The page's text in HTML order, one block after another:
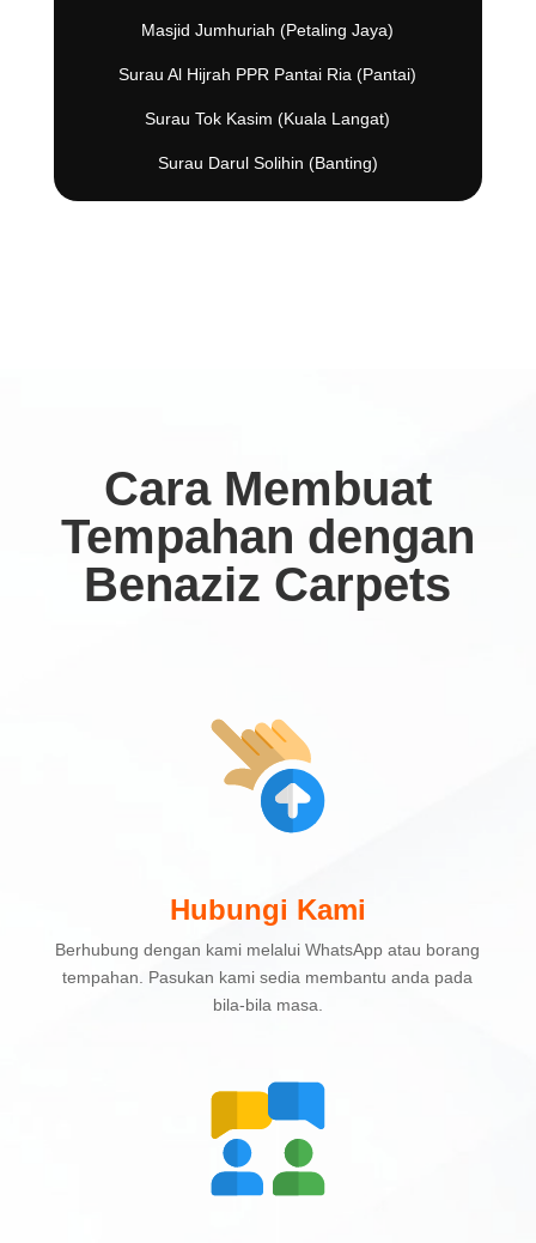
Masjid Jumhuriah (Petaling Jaya)
Surau Al Hijrah PPR Pantai Ria (Pantai)
Surau Tok Kasim (Kuala Langat)
Surau Darul Solihin (Banting)
Cara Membuat
Tempahan dengan
Benaziz Carpets
Hubungi Kami
Berhubung dengan kami melalui WhatsApp atau borang
tempahan. Pasukan kami sedia membantu anda pada
bila-bila masa.